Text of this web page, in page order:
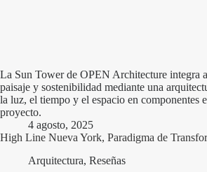
La Sun Tower de OPEN Architecture integra
paisaje y sostenibilidad mediante una
la luz, el tiempo y el espacio en componentes
proyecto.
4 agosto, 2025
High Line Nueva York, Paradigma de
Arquitectura, Reseñas